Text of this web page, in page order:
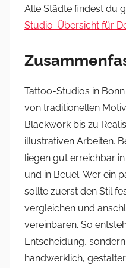
Alle Städte findest du
Studio-Übersicht für
Tattoo-Studios in
von traditionellen
Blackwork bis zu
illustrativen Arbeiten.
liegen gut erreichbar
und in Beuel. Wer ein
sollte zuerst den Stil
vergleichen und
vereinbaren. So
Entscheidung,
handwerklich,